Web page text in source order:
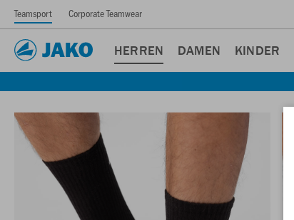
Teamsport Corporate Teamwear
HERREN DAMEN KINDER